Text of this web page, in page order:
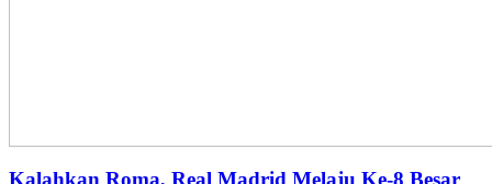
Kalahkan Roma, Real Madrid Melaju Ke-8 Besar